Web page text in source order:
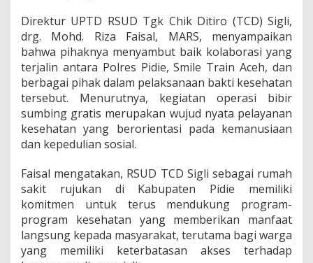
Direktur UPTD RSUD Tgk Chik Ditiro (TCD) Sigli,
drg. Mohd. Riza Faisal, MARS, menyampaikan
bahwa pihaknya menyambut baik kolaborasi yang
terjalin antara Polres Pidie, Smile Train Aceh, dan
berbagai pihak dalam pelaksanaan bakti kesehatan
tersebut. Menurutnya, kegiatan operasi bibir
sumbing gratis merupakan wujud nyata pelayanan
kesehatan yang berorientasi pada kemanusiaan
dan kepedulian sosial.
Faisal mengatakan, RSUD TCD Sigli sebagai rumah
sakit rujukan di Kabupaten Pidie memiliki
komitmen untuk terus mendukung program-
program kesehatan yang memberikan manfaat
langsung kepada masyarakat, terutama bagi warga
yang memiliki keterbatasan akses terhadap